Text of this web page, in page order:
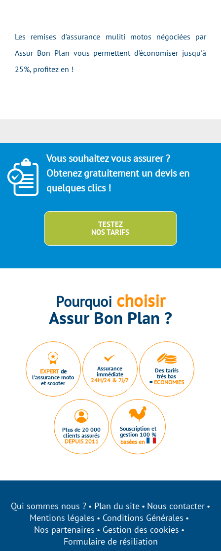
Les remises d'assurance muliti motos négociées par
Assur Bon Plan vous permettent d'économiser jusqu'à
25%, profitez en !
Vous souhaitez vous assurer ?
Obtenez gratuitement un devis en
quelques clics !
TESTEZ
NOS TARIFS
Pourquoi choisir
Assur Bon Plan ?
EXPERTde
l’assurance moto
et scooter
Assurance
immédiate
24H/24 & 7J/7
Des tarifs
très bas
= ECONOMIES
Plus de 20 000
clients assurés
DEPUIS 2011
Souscription et
gestion 100 %
basées en
Qui sommes nous ? Plan du site
Nous contacter
Mentions légales
Conditions Générales
Nos partenaires
Gestion des cookies
Formulaire de résiliation